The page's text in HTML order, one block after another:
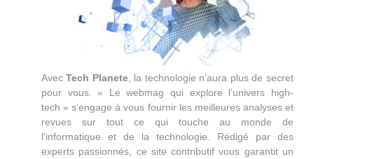
AvecTech Planete, la technologie n’aura plus de secret
pour vous. « Le webmag qui explore l’univers high-
tech » s’engage à vous fournir les meilleures analyses et
revues sur tout ce qui touche au monde de
l’informatique et de la technologie. Rédigé par des
experts passionnés, ce site contributif vous garantit un